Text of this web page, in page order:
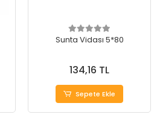
Sunta Vidası 5*80
134,16 TL
Sepete Ekle